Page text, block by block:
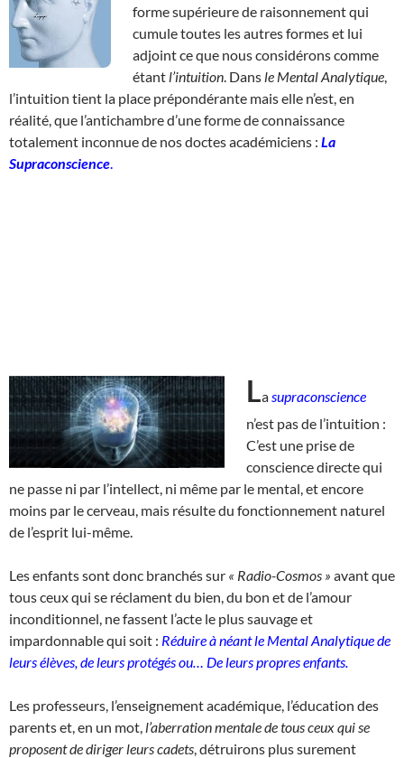
forme supérieure de raisonnement qui
cumule toutes les autres formes et lui
adjoint ce que nous considérons comme
étant l’intuition . Dans le Mental Analytique
l’intuition tient la place prépondérante mais elle n’est, en
réalité, que l’antichambre d’une forme de connaissance
totalement inconnue de nos doctes académiciens : La
Supraconscience
La supraconscience
n’est pas de l’intuition :
C’est une prise de
conscience directe qui
ne passe ni par l’intellect, ni même par le mental, et encore
moins par le cerveau, mais résulte du fonctionnement naturel
de l’esprit lui-même.
Les enfants sont donc branchés sur « Radio-Cosmos » avant que
tous ceux qui se réclament du bien, du bon et de l’amour
inconditionnel, ne fassent l’acte le plus sauvage et
impardonnable qui soit : Réduire à néant le Mental Analytique de
leurs élèves, de leurs protégés ou…
De leurs propres enfants.
Les professeurs, l’enseignement académique, l’éducation des
parents et, en un mot, l’aberration mentale de tous ceux qui se
proposent de diriger leurs cadets , détruirons plus surement